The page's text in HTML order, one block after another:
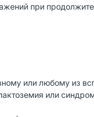
при
или любому из
или